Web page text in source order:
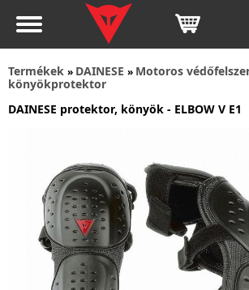
Termékek » DAINESE » Motoros
könyökprotektor
DAINESE protektor, könyök - ELBOW V E1